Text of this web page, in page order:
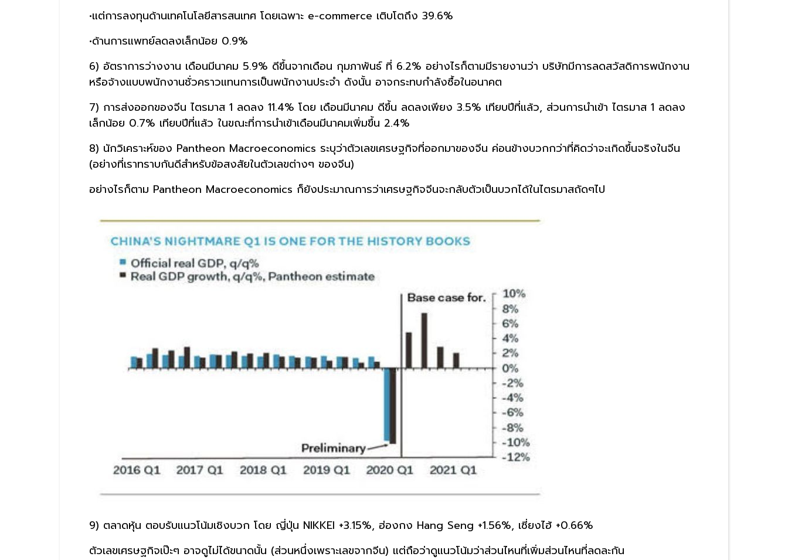
•แต่การลงทุนด้านเทคโนโลยีสารสนเทศ โดยเฉพาะ e-commerce เติบโตถึง 39.6%
•ด้านการแพทย์ลดลงเล็กน้อย 0.9%
6) อัตราการว่างงาน เดือนมีนาคม 5.9% ดีขึ้นจากเดือน กุมภาพันธ์ ที่ 6.2% อย่างไรก็ตามมีรายงานว่า บริษัทมีการลดสวัสดิการพนักงาน
หรือจ้างแบบพนักงานชั่วคราวแทนการเป็นพนักงานประจำ ดังนั้น อาจกระทบกำลังซื้อในอนาคต
7) การส่งออกของจีน ไตรมาส 1 ลดลง 11.4% โดย เดือนมีนาคม ดีขึ้น ลดลงเพียง 3.5% เทียบปีที่แล้ว, ส่วนการนำเข้า ไตรมาส 1 ลดลง
เล็กน้อย 0.7% เทียบปีที่แล้ว ในขณะที่การนำเข้าเดือนมีนาคมเพิ่มขึ้น 2.4%
8) นักวิเคราะห์ของ Pantheon Macroeconomics ระบุว่าตัวเลขเศรษฐกิจที่ออกมาของจีน ค่อนข้างบวกกว่าที่คิดว่าจะเกิดขึ้นจริงในจีน
(อย่างที่เราทราบกันดีสำหรับข้อสงสัยในตัวเลขต่างๆ ของจีน)
อย่างไรก็ตาม Pantheon Macroeconomics ก็ยังประมาณการว่าเศรษฐกิจจีนจะกลับตัวเป็นบวกได้ในไตรมาสถัดๆไป
9) ตลาดหุ้น ตอบรับแนวโน้มเชิงบวก โดย ญี่ปุ่น NIKKEI +3.15%, ฮ่องกง Hang Seng +1.56%, เซี่ยงไฮ้ +0.66%
ตัวเลขเศรษฐกิจเป๊ะๆ อาจดูไม่ได้ขนาดนั้น (ส่วนหนึ่งเพราะเลขจากจีน) แต่ถือว่าดูแนวโน้มว่าส่วนไหนที่เพิ่มส่วนไหนที่ลดละกัน